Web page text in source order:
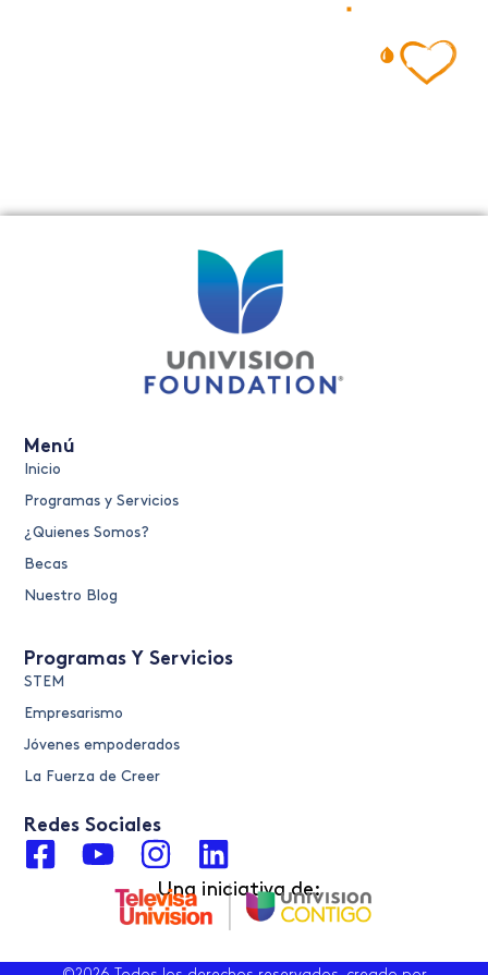
Programas Y Servicios
STEM
Empresarismo
Jóvenes empoderados
La Fuerza de Creer
Menú
Inicio
Programas y Servicios
¿Quienes Somos?
Becas
Nuestro Blog
Redes Sociales
F
Y
o
I
n
s
L
i
n
Una iniciativa de: